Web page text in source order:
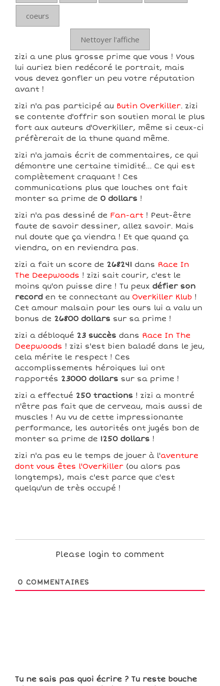
coeurs
Nettoyer l'affiche
zizi a une plus grosse prime que vous ! Vous
lui auriez bien redécoré le portrait, mais
vous devez gonfler un peu votre réputation
avant !
zizi n'a pas participé au Butin Overkiller. zizi
se contente d'offrir son soutien moral le plus
fort aux auteurs d'Overkiller, même si ceux-ci
préfèrerait de la thune quand même.
zizi n'a jamais écrit de commentaires, ce qui
démontre une certaine timidité... Ce qui est
complètement craquant ! Ces
communications plus que louches ont fait
monter sa prime de 0 dollars !
zizi n'a pas dessiné de Fan-art ! Peut-être
faute de savoir dessiner, allez savoir. Mais
nul doute que ça viendra ! Et que quand ça
viendra, on en reviendra pas.
zizi a fait un score de 268241 dans Race In
The Deepwoods ! zizi sait courir, c'est le
moins qu'on puisse dire ! Tu peux défier son
record en te connectant au Overkiller Klub !
Cet amour malsain pour les ours lui a valu un
bonus de 26800 dollars sur sa prime !
zizi a débloqué 23 succès dans Race In The
Deepwoods ! zizi s'est bien baladé dans le jeu,
cela mérite le respect ! Ces
accomplissements héroiques lui ont
rapportés 23000 dollars sur sa prime !
zizi a effectué 250 tractions ! zizi a montré
n'être pas fait que de cerveau, mais aussi de
muscles ! Au vu de cette impressionante
performance, les autorités ont jugés bon de
monter sa prime de 1250 dollars !
zizi n'a pas eu le temps de jouer à l'aventure
dont vous êtes l'Overkiller (ou alors pas
longtemps), mais c'est parce que c'est
quelqu'un de très occupé !
Please login to comment
0 COMMENTAIRES
Tu ne sais pas quoi écrire ? Tu reste bouche